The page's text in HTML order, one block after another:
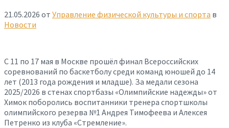
21.05.2026 от Управление физической культуры и спорта в
Новости
С 11 по 17 мая в Москве прошёл финал Всероссийских
соревнований по баскетболу среди команд юношей до 14
лет (2013 года рождения и младше). За медали сезона
2025/2026 в стенах спортбазы «Олимпийские надежды» от
Химок поборолись воспитанники тренера спортшколы
олимпийского резерва №1 Андрея Тимофеева и Алексея
Петренко из клуба «Стремление».